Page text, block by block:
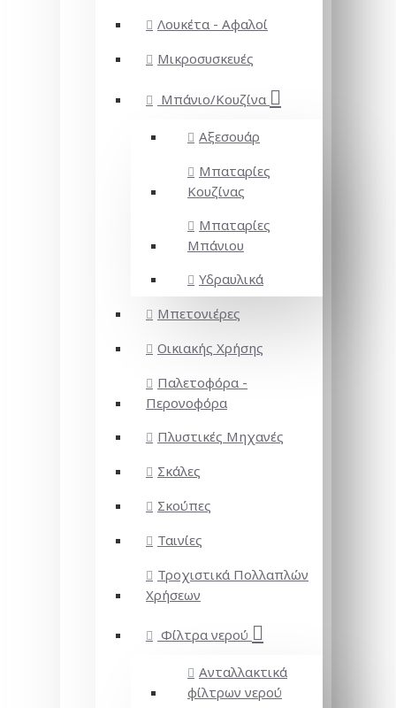
Λουκέτα - Αφαλοί
Μικροσυσκευές
Μπάνιο/Κουζίνα
Αξεσουάρ
Μπαταρίες
Κουζίνας
Μπαταρίες
Μπάνιου
Υδραυλικά
Μπετονιέρες
Οικιακής Χρήσης
Παλετοφόρα -
Περονοφόρα
Πλυστικές Μηχανές
Σκάλες
Σκούπες
Ταινίες
Τροχιστικά Πολλαπλών
Χρήσεων
Φίλτρα νερού
Ανταλλακτικά
φίλτρων νερού